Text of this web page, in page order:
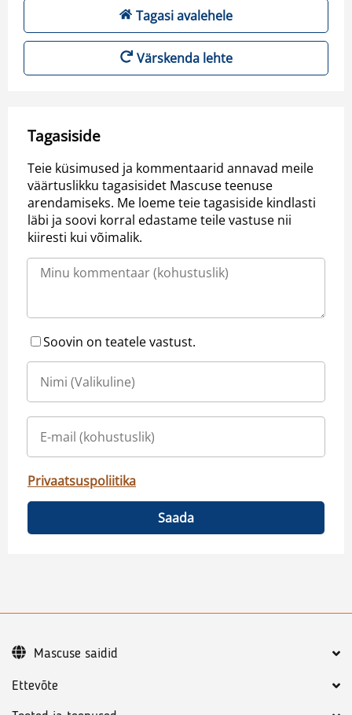
Tagasi avalehele
Värskenda lehte
Tagasiside
Teie küsimused ja kommentaarid annavad meile
väärtuslikku tagasisidet Mascuse teenuse
arendamiseks. Me loeme teie tagasiside kindlasti
läbi ja soovi korral edastame teile vastuse nii
kiiresti kui võimalik.
Soovin on teatele vastust.
Privaatsuspoliitika
Saada
Ettevõte
Mascuse saidid